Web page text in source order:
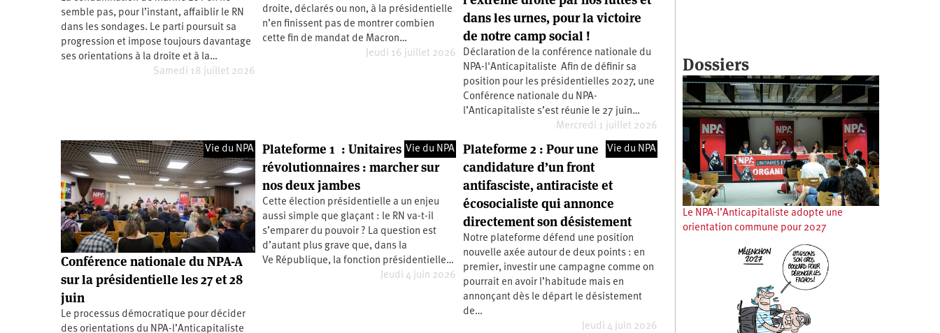
Commerce
Hôpitaux
SNCF
Féminisme
LGBTI
Éducation
Santé
Vidéos
Afrique
Amérique
du
latine
Moyen-
Orient
Océanie
semble pas, pour l’instant, affaiblir le RN
dans les sondages. Le parti poursuit sa
progression et impose toujours davantage
ses orientations à la droite et à la…
Samedi 18 juillet 2026
droite, déclarés ou non, à la présidentielle
n’en finissent pas de montrer combien
cette fin de mandat de Macron…
Jeudi 16 juillet 2026
dans les urnes, pour la victoire
de notre camp social !
Déclaration de la conférence nationale du
NPA-l'Anticapitaliste Afin de définir sa
position pour les présidentielles 2027, une
Conférence nationale du NPA-
l’Anticapitaliste s’est réunie le 27 juin…
Mercredi 1 juillet 2026
Vie du NPA
Conférence nationale du NPA-A
sur la présidentielle les 27 et 28
juin
Le processus démocratique pour décider
des orientations du NPA-l’Anticapitaliste
Vie du NPA
Plateforme 1 : Unitaires et
révolutionnaires : marcher sur
nos deux jambes
Cette élection présidentielle a un enjeu
aussi simple que glaçant : le RN va-t-il
s’emparer du pouvoir ? La question est
d’autant plus grave que, dans la
Ve République, la fonction présidentielle…
Jeudi 4 juin 2026
Vie du NPA
Plateforme 2 : Pour une
candidature d’un front
antifasciste, antiraciste et
écosocialiste qui annonce
directement son désistement
Notre plateforme défend une position
nouvelle axée autour de deux points : en
premier, investir une campagne comme on
pourrait en avoir l’habitude mais en
annonçant dès le départ le désistement
de…
Jeudi 4 juin 2026
Dossiers
Le NPA-l’Anticapitaliste adopte une
orientation commune pour 2027